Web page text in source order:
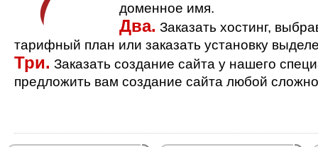
доменное имя.
Два. Заказать хостинг,
тарифный план или заказать установку
Три. Заказать создание сайта у нашего
предложить вам создание сайта любой